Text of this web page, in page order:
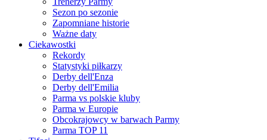
Sezon po sezonie
Zapomniane historie
Ważne daty
Ciekawostki
Rekordy
Statystyki piłkarzy
Derby dell'Enza
Derby dell'Emilia
Parma vs polskie kluby
Parma w Europie
Obcokrajowcy w barwach Parmy
Parma TOP 11